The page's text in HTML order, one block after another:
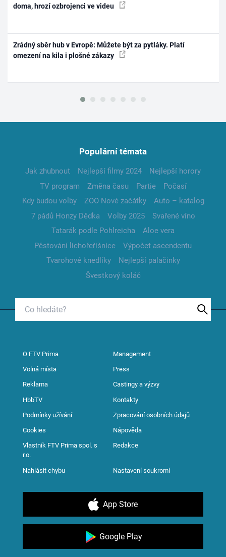
doma, hrozí ozbrojenci ve videu
Zrádný sběr hub v Evropě: Můžete být za pytláky. Platí
omezení na kila i plošné zákazy
Populární témata
Jak zhubnout Nejlepší filmy 2024
Nejlepší horory
TV program
Změna času Partie
Počasí
Kdy budou volby
ZOO Nové začátky
Auto – katalog
7 pádů Honzy Dědka
Volby 2025
Svařené víno
Tatarák podle Pohlreicha
Aloe vera
Pěstování lichořeřišnice
Výpočet ascendentu
Tvarohové knedlíky
Nejlepší palačinky
Švestkový koláč
O FTV Prima Management
Volná místa Press
Reklama Castingy a výzvy
HbbTV Kontakty
Podmínky užívání Zpracování osobních údajů
Cookies Nápověda
Vlastník FTV Prima spol. s
r.o.
Redakce
Nahlásit chybu Nastavení soukromí
App Store
Google Play